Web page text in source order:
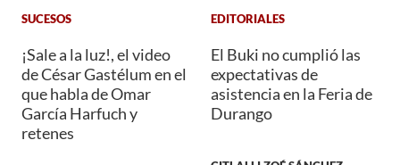
SUCESOS
¡Sale a la luz!, el video
de César Gastélum en el
que habla de Omar
García Harfuch y
retenes
EDITORIALES
El Buki no cumplió las
expectativas de
asistencia en la Feria de
Durango